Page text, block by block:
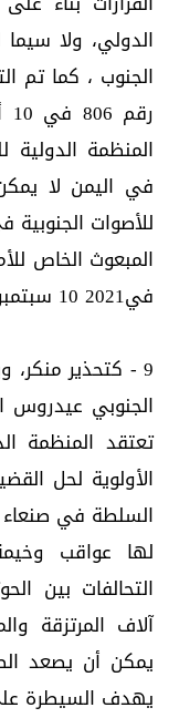
الدولي، ولا
الجنوب ، كما تم
المنظمة الدولية
في اليمن لا
للأصوات
المبعوث الخاص
في2021 10 سبتمبر.
9 - كتحذير
الجنوبي عيدروس
تعتقد المنظمة
الأولوية لحل
السلطة في
لها عواقب
التحالفات بين
آلاف المرتزقة
يمكن أن يصعد
يهدف السيطرة